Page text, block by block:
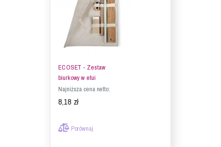
ECOSET - Zestaw
biurkowy w etui
Najniższa cena netto:
8,18 zł
Porównaj